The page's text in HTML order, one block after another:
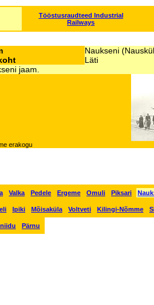
Tööstusraudteed Industrial
Railways
Naukseni
Läti
jaam.
erakogu
Valka Pedele Ergeme Omuli Piksari
Ipiki Mõisaküla Voltveti Kilingi-Nõmme
Pärnu